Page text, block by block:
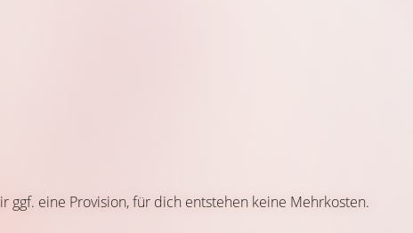
ggf. eine Provision, für dich entstehen keine Mehrkosten.